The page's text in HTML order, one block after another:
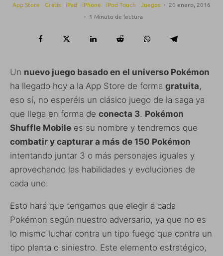
App Store
Gratis iPad iPhone iPod Touch Juegos · 20 enero, 2016
· 1 Minuto de lectura
Un nuevo juego basado en el universo Pokémon
ha llegado hoy a la App Store de forma gratuita,
eso sí, no esperéis un clásico juego de la saga ya
que llega en forma de conecta 3. Pokémon
Shuffle Mobile es su nombre y tendremos que
combatir y capturar a más de 150 Pokémon
intentando juntar 3 o más personajes iguales y
aprovechando las habilidades y evoluciones de
cada uno.
Esto hará que tengamos que elegir a cada
Pokémon según nuestro adversario, ya que no es
lo mismo luchar contra un tipo fuego que contra un
tipo planta o siniestro. Este elemento estratégico,